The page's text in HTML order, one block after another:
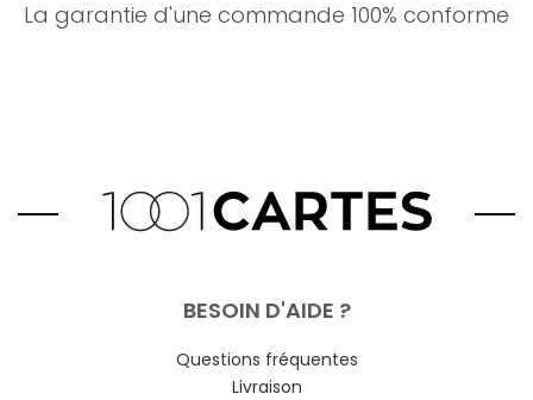
La garantie d'une commande 100% conforme
BESOIN D'AIDE ?
Questions fréquentes
Livraison